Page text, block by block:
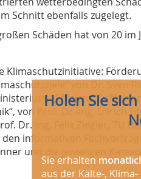
Schnitt ebenfalls zugelegt.
Schäden hat von 20 im
Klimaschutzinitiative:
von Dr. Sven
„Effizienz,
von Prof. Dr.-Ing. Ullrich
Dr.-Ing. Felix Ziegler, TU
informativen
und die jeweiligen
aus der Kälte-,
Dazu gibt es
Links zu
und/oder Websites
Last but not least
der aktuellen
vor.
Anti-